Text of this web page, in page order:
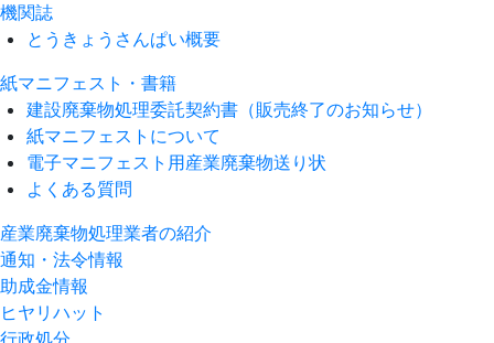
機関誌
とうきょうさんぱい概要
紙マニフェスト・書籍
建設廃棄物処理委託契約書（販売終了のお知らせ）
紙マニフェストについて
電子マニフェスト用産業廃棄物送り状
よくある質問
産業廃棄物処理業者の紹介
通知・法令情報
助成金情報
ヒヤリハット
行政処分